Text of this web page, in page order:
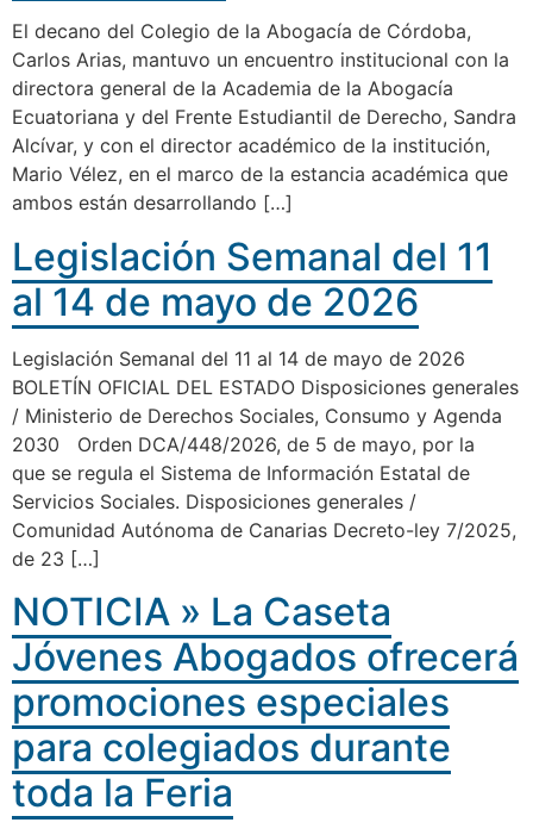
El decano del Colegio de la Abogacía de Córdoba,
Carlos Arias, mantuvo un encuentro institucional con la
directora general de la Academia de la Abogacía
Ecuatoriana y del Frente Estudiantil de Derecho, Sandra
Alcívar, y con el director académico de la institución,
Mario Vélez, en el marco de la estancia académica que
ambos están desarrollando […]
Legislación Semanal del 11
al 14 de mayo de 2026
Legislación Semanal del 11 al 14 de mayo de 2026
BOLETÍN OFICIAL DEL ESTADO Disposiciones generales
/ Ministerio de Derechos Sociales, Consumo y Agenda
2030 Orden DCA/448/2026, de 5 de mayo, por la
que se regula el Sistema de Información Estatal de
Servicios Sociales. Disposiciones generales /
Comunidad Autónoma de Canarias Decreto-ley 7/2025,
de 23 […]
NOTICIA » La Caseta
Jóvenes Abogados ofrecerá
promociones especiales
para colegiados durante
toda la Feria